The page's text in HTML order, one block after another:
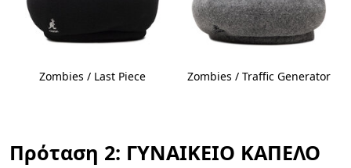
Zombies / Last Piece Zombies / Traffic Generator
Πρόταση 2: ΓΥΝΑΙΚΕΙΟ ΚΑΠΕΛΟ